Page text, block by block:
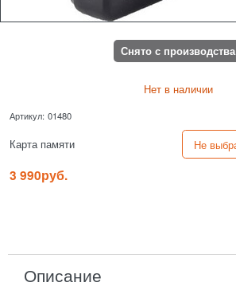
Снято с производства
Нет в наличии
Артикул: 01480
Карта памяти
3 990руб.
Описание